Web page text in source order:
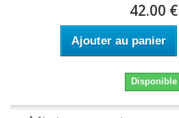
42.00 €
Ajouter au panier
Disponible